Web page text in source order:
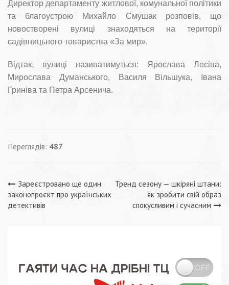
Директор департаменту житлової, комунальної політики
та благоустрою Михайло Смушак розповів, що
новостворені вулиці знаходяться на території
садівницьного товариства «За мир».
Відтак, вулиці називатимуться: Ярослава Лесіва,
Мирослава Думанського, Василя Вільшука, Івана
Гриніва та Петра Арсенича.
Переглядів: 487
Навігація
записів
Зареєстровано ще один
законопроєкт про українських
детективів
Тренд сезону — шкіряні штани:
як зробити свій образ
спокусливим і сучасним